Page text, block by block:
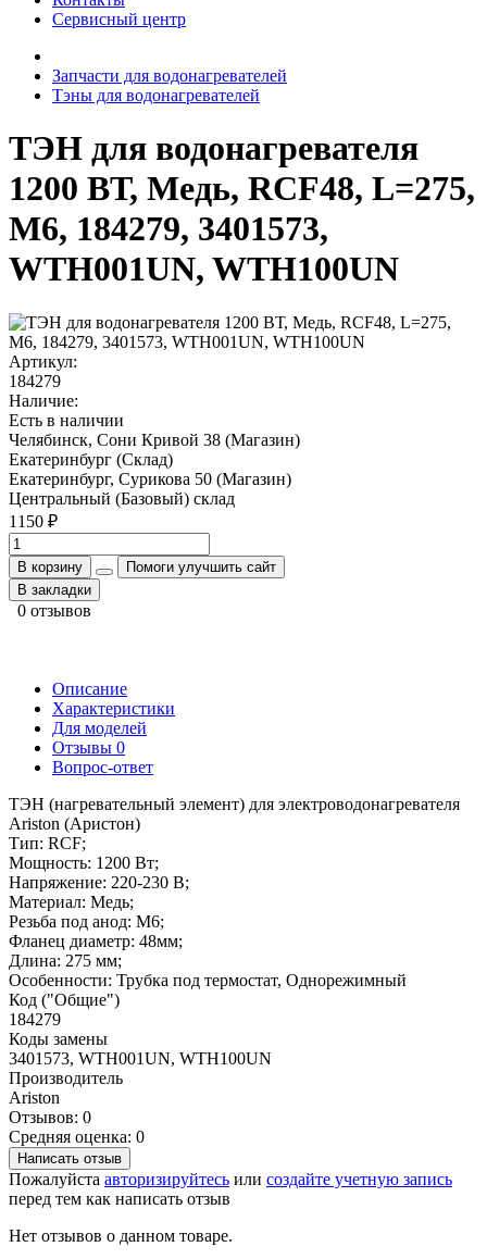
Сервисный центр
Запчасти для водонагревателей
Тэны для водонагревателей
ТЭН для водонагревателя
1200 ВТ, Медь, RCF48, L=275,
M6, 184279, 3401573,
WTH001UN, WTH100UN
Артикул:
184279
Наличие:
Есть в наличии
Челябинск, Сони Кривой 38 (Магазин)
Екатеринбург (Склад)
Екатеринбург, Сурикова 50 (Магазин)
Центральный (Базовый) склад
1150 ₽
В корзину
Помоги улучшить сайт
В закладки
0 отзывов
Описание
Характеристики
Для моделей
Отзывы 0
Вопрос-ответ
ТЭН (нагревательный элемент) для электроводонагревателя
Ariston (Аристон)
Тип: RCF;
Мощность: 1200 Вт;
Напряжение: 220-230 В;
Материал: Медь;
Резьба под анод: M6;
Фланец диаметр: 48мм;
Длина: 275 мм;
Особенности: Трубка под термостат, Однорежимный
Код ("Общие")
184279
Коды замены
3401573, WTH001UN, WTH100UN
Производитель
Ariston
Отзывов: 0
Средняя оценка: 0
Написать отзыв
Пожалуйста авторизируйтесь или создайте учетную запись
перед тем как написать отзыв
Нет отзывов о данном товаре.